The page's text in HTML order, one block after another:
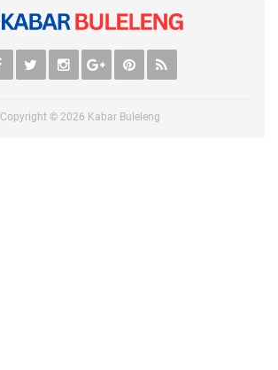
Copyright © 2026 Kabar Buleleng